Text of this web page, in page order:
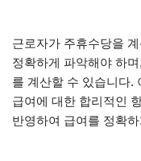
근로자가 주휴수당을
정확하게 파악해야 하
를 계산할 수 있습니다.
급여에 대한 합리적인
반영하여 급여를 정확